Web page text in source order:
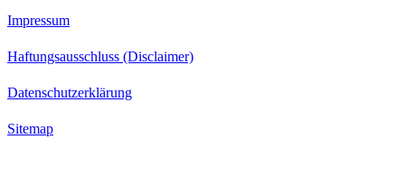
Impressum
Haftungsausschluss (Disclaimer)
Datenschutzerklärung
Sitemap